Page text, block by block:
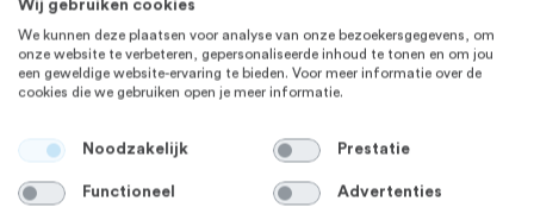
Wij gebruiken cookies
We kunnen deze plaatsen voor analyse van onze bezoekersgegevens, om
onze website te verbeteren, gepersonaliseerde inhoud te tonen en om jou
een geweldige website-ervaring te bieden. Voor meer informatie over de
cookies die we gebruiken open je meer informatie.
Noodzakelijk Prestatie
Functioneel Advertenties